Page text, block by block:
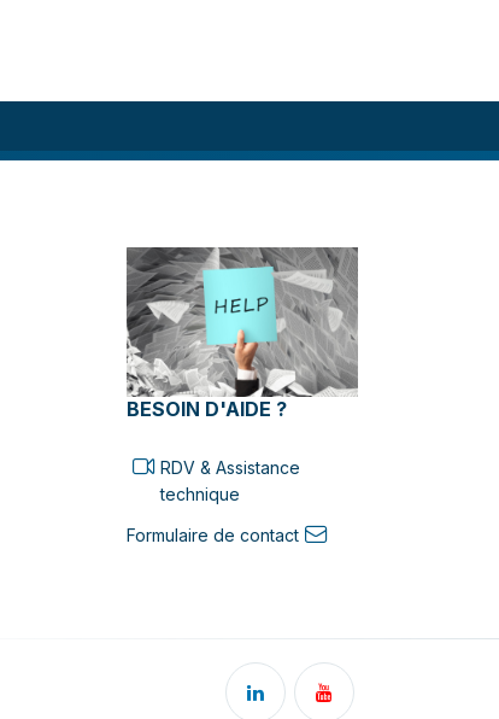
BESOIN D'AIDE ?
RDV & Assistance
technique
Formulaire de contact